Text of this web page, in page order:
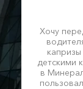
Хочу
детскими
в